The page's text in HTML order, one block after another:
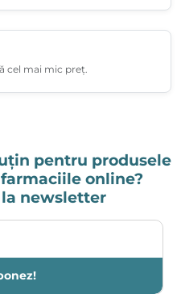
cel mai mic preț.
pentru produsele
online?
newsletter